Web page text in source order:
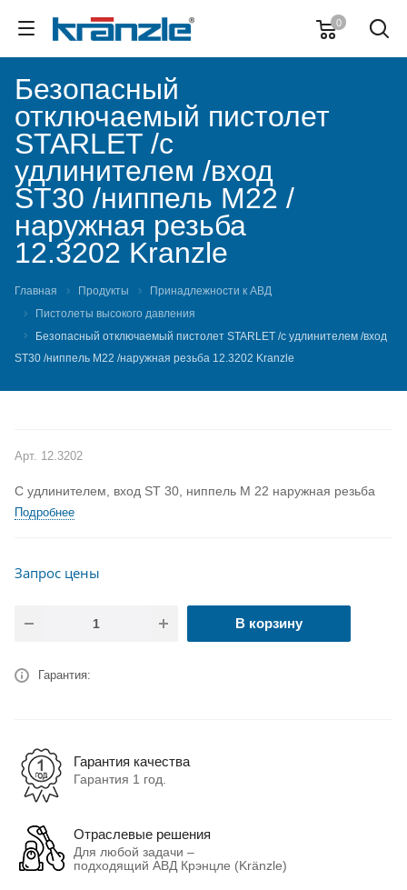
0
Безопасный
отключаемый пистолет
STARLET /с
удлинителем /вход
ST30 /ниппель M22 /
наружная резьба
12.3202 Kranzle
Главная Продукты
Принадлежности к АВД
Пистолеты высокого давления
Безопасный отключаемый пистолет STARLET /с удлинителем /вход
ST30 /ниппель M22 /наружная резьба 12.3202 Kranzle
Арт. 12.3202
С удлинителем, вход ST 30, ниппель M 22 наружная резьба
Подробнее
Запрос цены
В корзину
Гарантия:
Гарантия качества
Гарантия 1 год.
Отраслевые решения
Для любой задачи –
подходящий АВД Крэнцле (Kränzle)